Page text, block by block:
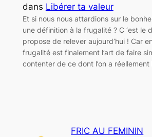
dans Libérer ta valeur
Et si nous nous attardions sur le
une définition à la frugalité ? C ‘est le
propose de relever aujourd’hui ! Car
frugalité est finalement l’art de faire
contenter de ce dont l’on a
FRIC AU FEMININ